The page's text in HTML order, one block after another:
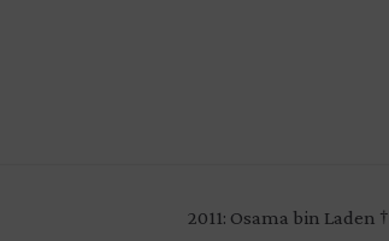
2011: Osama bin Laden †